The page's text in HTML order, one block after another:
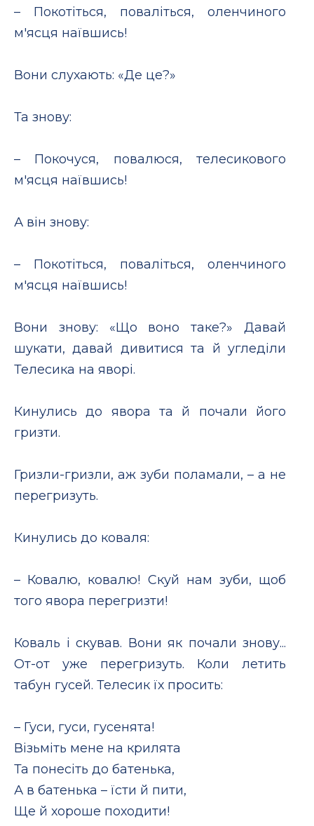
– Покотіться, поваліться, оленчиного
м'ясця наївшись!
Вони слухають: «Де це?»
Та знову:
– Покочуся, повалюся, телесикового
м'ясця наївшись!
А він знову:
– Покотіться, поваліться, оленчиного
м'ясця наївшись!
Вони знову: «Що воно таке?» Давай
шукати, давай дивитися та й угледіли
Телесика на яворі.
Кинулись до явора та й почали його
гризти.
Гризли-гризли, аж зуби поламали, – а не
перегризуть.
Кинулись до коваля:
– Ковалю, ковалю! Скуй нам зуби, щоб
того явора перегризти!
Коваль і скував. Вони як почали знову...
От-от уже перегризуть. Коли летить
табун гусей. Телесик їх просить:
– Гуси, гуси, гусенята!
Візьміть мене на крилята
Та понесіть до батенька,
А в батенька – їсти й пити,
Ще й хороше походити!